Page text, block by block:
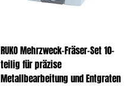
RUKO Mehrzweck-Fräser-Set 10-
teilig für präzise
Metallbearbeitung und Entgraten